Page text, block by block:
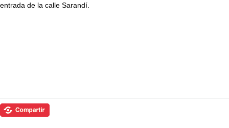
entrada de la calle Sarandí.